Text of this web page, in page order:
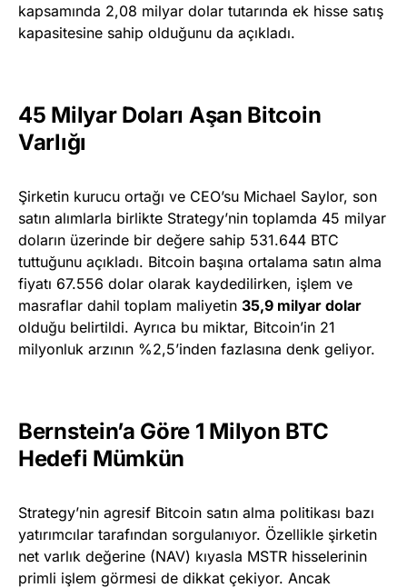
kapsamında 2,08 milyar dolar tutarında ek hisse satış
kapasitesine sahip olduğunu da açıkladı.
45 Milyar Doları Aşan Bitcoin
Varlığı
Şirketin kurucu ortağı ve CEO’su Michael Saylor, son
satın alımlarla birlikte Strategy’nin toplamda 45 milyar
doların üzerinde bir değere sahip 531.644 BTC
tuttuğunu açıkladı. Bitcoin başına ortalama satın alma
fiyatı 67.556 dolar olarak kaydedilirken, işlem ve
masraflar dahil toplam maliyetin 35,9 milyar dolar
olduğu belirtildi. Ayrıca bu miktar, Bitcoin’in 21
milyonluk arzının %2,5’inden fazlasına denk geliyor.
Bernstein’a Göre 1 Milyon BTC
Hedefi Mümkün
Strategy’nin agresif Bitcoin satın alma politikası bazı
yatırımcılar tarafından sorgulanıyor. Özellikle şirketin
net varlık değerine (NAV) kıyasla MSTR hisselerinin
primli işlem görmesi de dikkat çekiyor. Ancak